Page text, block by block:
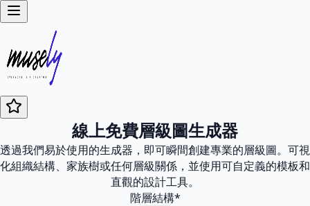
線上免費層級圖生成器
透過我們易於使用的生成器，即可瞬間創建專業的層級圖。可視
化組織結構、家族樹或任何層級關係，並使用可自定義的模板和
直觀的設計工具。
階層結構*